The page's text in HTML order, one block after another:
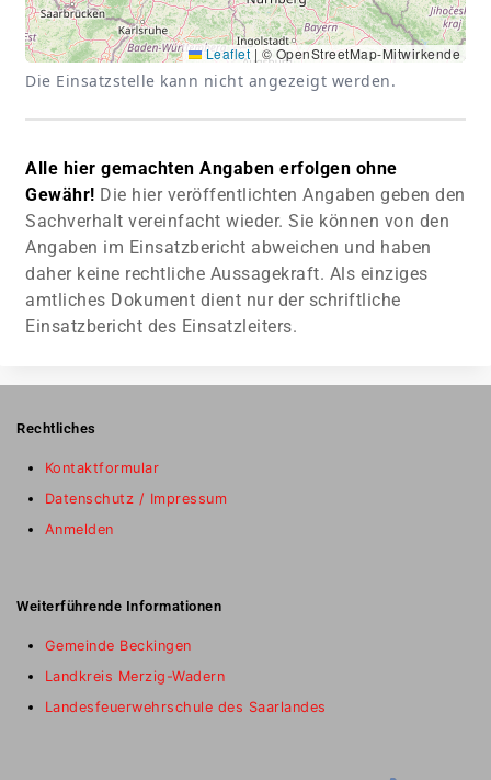
Leaflet | © OpenStreetMap-Mitwirkende
Die Einsatzstelle kann nicht angezeigt werden.
Alle hier gemachten Angaben erfolgen ohne
Gewähr! Die hier veröffentlichten Angaben geben den
Sachverhalt vereinfacht wieder. Sie können von den
Angaben im Einsatzbericht abweichen und haben
daher keine rechtliche Aussagekraft. Als einziges
amtliches Dokument dient nur der schriftliche
Einsatzbericht des Einsatzleiters.
Rechtliches
Kontaktformular
Datenschutz / Impressum
Anmelden
Weiterführende Informationen
Gemeinde Beckingen
Landkreis Merzig-Wadern
Landesfeuerwehrschule des Saarlandes